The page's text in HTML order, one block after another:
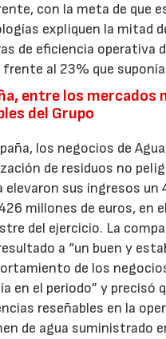
con la meta de que
expliquen la mitad
de eficiencia operativa
frente al 23% que
entre los mercados
del Grupo
los negocios de
de residuos no
elevaron sus ingresos un
millones de euros, en
del ejercicio. La
a “un buen y
de los
en el periodo” y precisó
reseñables en la
de agua suministrado